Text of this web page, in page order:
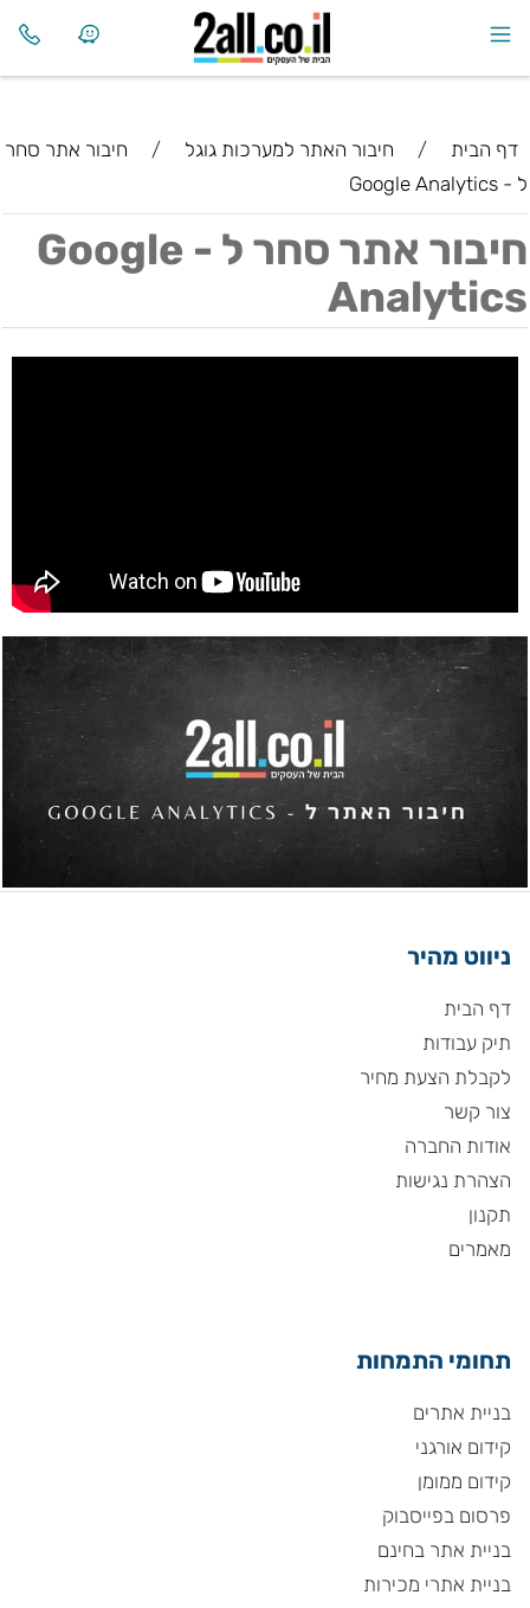
דף הבית / חיבור האתר למערכות גוגל /
חיבור אתר סחר
ל - Google Analytics
חיבור אתר סחר ל - Google
Analytics
ניווט מהיר
דף הבית
תיק עבודות
לקבלת הצעת מחיר
צור קשר
אודות החברה
הצהרת נגישות
תקנון
מאמרים
תחומי התמחות
בניית אתרים
קידום אורגני
קידום ממומן
פרסום בפייסבוק
בניית אתר בחינם
בניית אתרי מכירות